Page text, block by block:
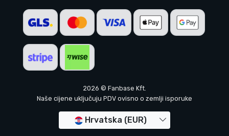
2026 © Fanbase Kft.
Naše cijene uključuju PDV ovisno o zemlji isporuke
Hrvatska (EUR)